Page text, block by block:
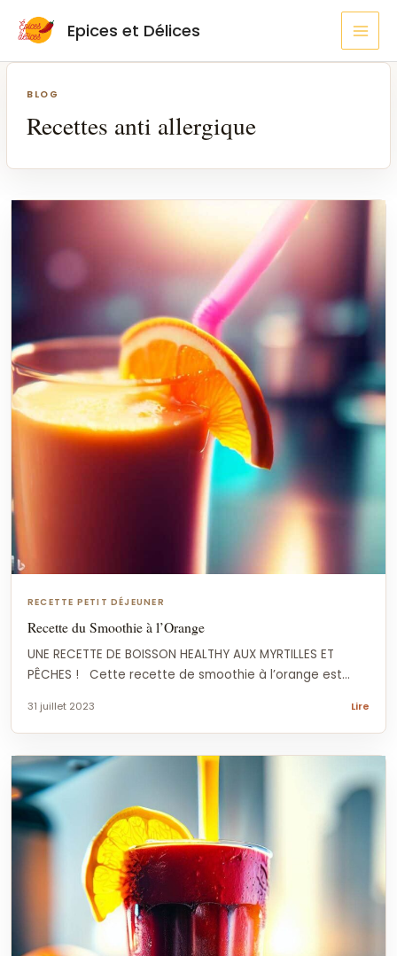
Epices et Délices
BLOG
Recettes anti allergique
RECETTE PETIT DÉJEUNER
Recette du Smoothie à l’Orange
UNE RECETTE DE BOISSON HEALTHY AUX MYRTILLES ET
PÊCHES ! Cette recette de smoothie à l’orange est...
31 juillet 2023 Lire
des
publications